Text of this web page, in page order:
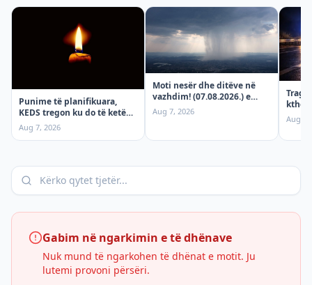
Punime të planifikuara,
KEDS tregon ku do të ketë
ndërprerje të rrymës
premten!
Aug 7, 2026
Moti nesër dhe ditëve në
vazhdim! (07.08.2026.) e
Premte
Aug 7, 2026
Aug 6,
Gabim në ngarkimin e të dhënave
Nuk mund të ngarkohen të dhënat e motit. Ju
lutemi provoni përsëri.